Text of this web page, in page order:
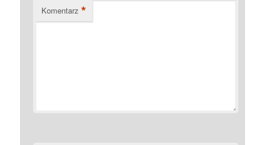
Komentarz *